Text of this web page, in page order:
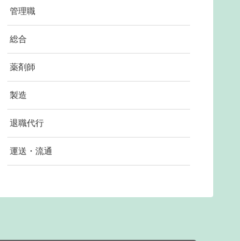
管理職
総合
薬剤師
製造
退職代行
運送・流通